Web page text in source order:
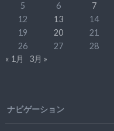
5
6 7
12
13 14
19
20 21
26
27 28
« 1月
3月 »
ナビゲーション